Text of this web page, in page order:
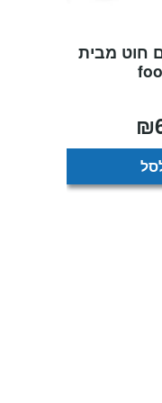
חוט מבית
₪
הוא: